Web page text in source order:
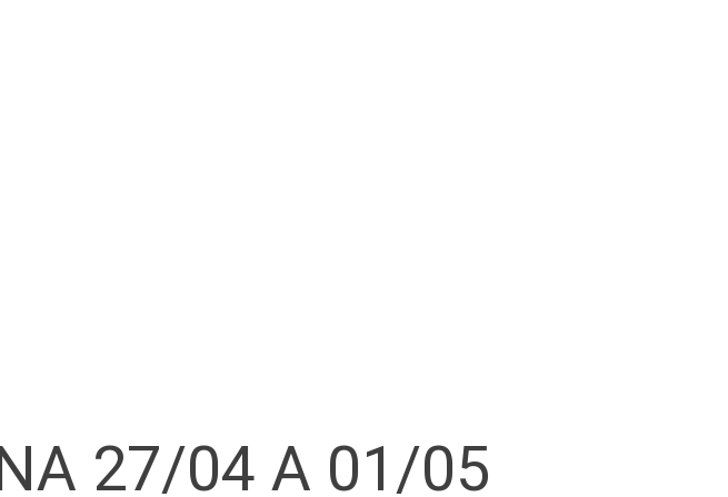
27/04 A 01/05